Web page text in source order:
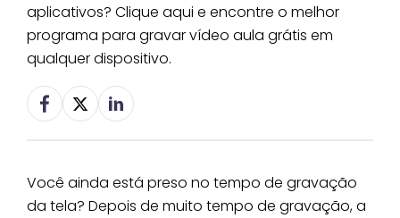
aplicativos? Clique aqui e encontre o melhor
programa para gravar vídeo aula grátis em
qualquer dispositivo.
Você ainda está preso no tempo de gravação
da tela? Depois de muito tempo de gravação, a